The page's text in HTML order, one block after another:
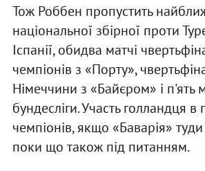
Тож Роббен пропустить
національної збірної проти
Іспанії, обидва матчі
чемпіонів з «Порту»,
Німеччини з «Байєром» і п'ять
бундесліги. Участь голландця в
чемпіонів, якщо «Баварія»
поки що також під питанням.